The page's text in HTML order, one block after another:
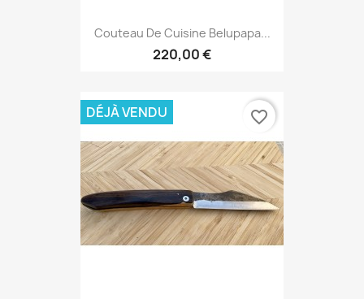
Couteau De Cuisine Belupapa...
220,00 €
DÉJÀ VENDU favorite_border